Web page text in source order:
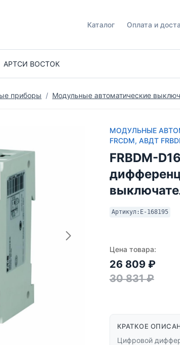
Каталог Оплата и
АРТСИ ВОСТОК
приборы Модульные автоматические
МОДУЛЬНЫЕ
FRCDM, АВДТ
FRBDM-
Артикул: E-168195
Цена товара:
26 809 ₽
30 831₽
КРАТКОЕ
Цифровой